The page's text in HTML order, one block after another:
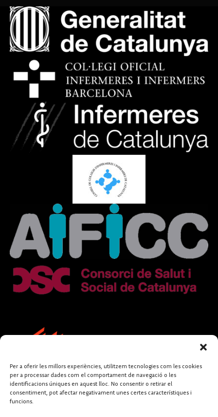
Per a oferir les millors experiències, utilitzem tecnologies com les cookies
per a processar dades com el comportament de navegació o les
identificacions úniques en aquest lloc. No consentir o retirar el
consentiment, pot afectar negativament unes certes característiques i
funcions.